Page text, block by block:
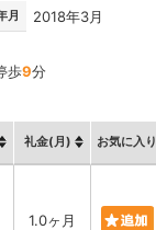
月 2018年3月
歩9分
礼金(月) お気に入り
1.0ヶ月